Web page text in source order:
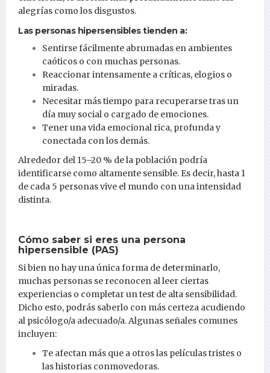
alegrías como los disgustos.
Las personas hipersensibles tienden a:
Sentirse fácilmente abrumadas en ambientes
caóticos o con muchas personas.
Reaccionar intensamente a críticas, elogios o
miradas.
Necesitar más tiempo para recuperarse tras un
día muy social o cargado de emociones.
Tener una vida emocional rica, profunda y
conectada con los demás.
Alrededor del 15–20 % de la población podría
identificarse como altamente sensible. Es decir, hasta 1
de cada 5 personas vive el mundo con una intensidad
distinta.
Cómo saber si eres una persona
hipersensible (PAS)
Si bien no hay una única forma de determinarlo,
muchas personas se reconocen al leer ciertas
experiencias o completar un test de alta sensibilidad.
Dicho esto, podrás saberlo con más certeza acudiendo
al psicólogo/a adecuado/a. Algunas señales comunes
incluyen:
Te afectan más que a otros las películas tristes o
las historias conmovedoras.